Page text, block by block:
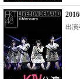
出演